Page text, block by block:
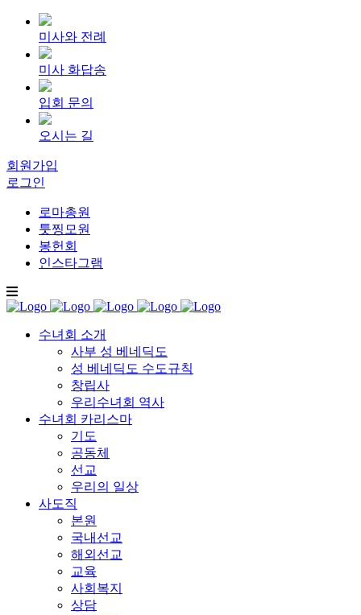
미사와 전례
미사 화답송
입회 문의
오시는 길
회원가입
로그인
로마총원
툿찡모원
봉헌회
인스타그램
수녀회 소개
사부 성 베네딕도
성 베네딕도 수도규칙
창립사
우리수녀회 역사
수녀회 카리스마
기도
공동체
선교
우리의 일상
사도직
본원
국내선교
해외선교
교육
사회복지
상담